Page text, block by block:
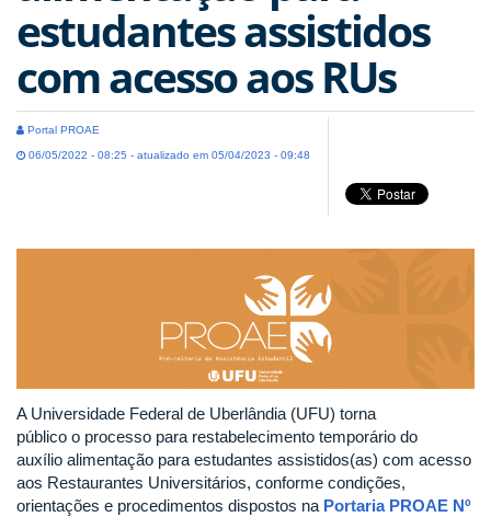
estudantes assistidos
com acesso aos RUs
Portal PROAE
06/05/2022 - 08:25 - atualizado em 05/04/2023 - 09:48
A Universidade Federal de Uberlândia (UFU) torna
público o processo para restabelecimento temporário do
auxílio alimentação para estudantes assistidos(as) com acesso
aos Restaurantes Universitários, conforme condições,
orientações e procedimentos dispostos na Portaria PROAE Nº